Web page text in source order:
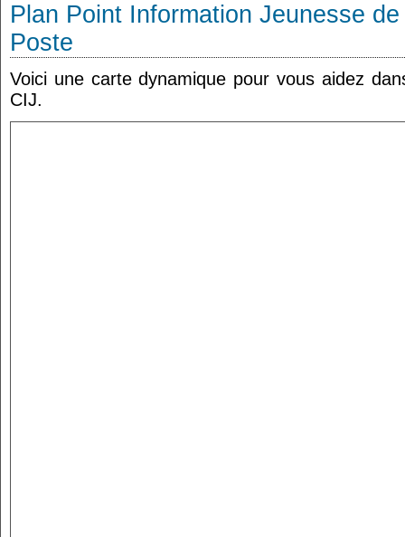
Plan Point Information Jeunesse
Poste
Voici une carte dynamique pour vous aidez
CIJ.